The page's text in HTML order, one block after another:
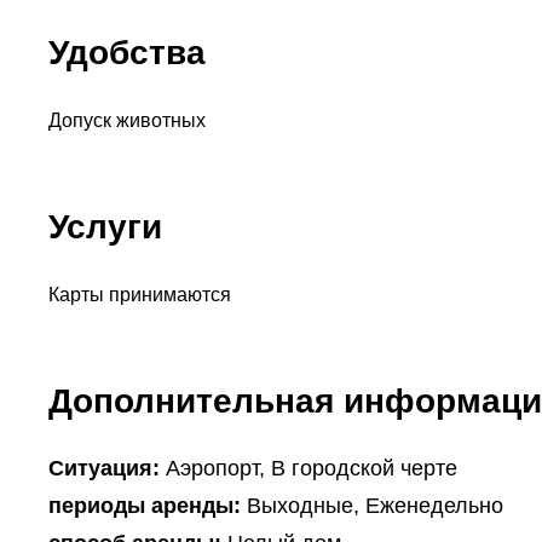
Удобства
Допуск животных
Услуги
Карты принимаются
Дополнительная
Ситуация: Аэропорт, В городской черте
периоды аренды: Выходные, Еженедельно